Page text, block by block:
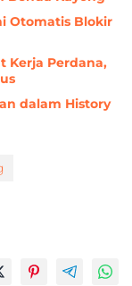
Otomatis Blokir
Kerja Perdana,
dalam History